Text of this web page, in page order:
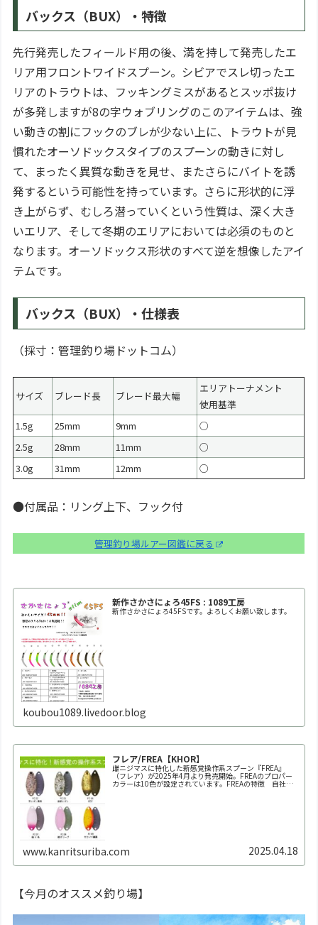
バックス（BUX）・特徴
先行発売したフィールド用の後、満を持して発売したエ
リア用フロントワイドスプーン。シビアでスレ切ったエ
リアのトラウトは、フッキングミスがあるとスッポ抜け
が多発しますが8の字ウォブリングのこのアイテムは、強
い動きの割にフックのブレが少ない上に、トラウトが見
慣れたオーソドックスタイプのスプーンの動きに対し
て、まったく異質な動きを見せ、またさらにバイトを誘
発するという可能性を持っています。さらに形状的に浮
き上がらず、むしろ潜っていくという性質は、深く大き
いエリア、そして冬期のエリアにおいては必須のものと
なります。オーソドックス形状のすべて逆を想像したアイ
テムです。
バックス（BUX）・仕様表
（採寸：管理釣り場ドットコム）
サイズ ブレード長 ブレード最大幅
エリアトーナメント
使用基準
1.5g
25mm 9mm
○
2.5g
28mm 11mm
○
3.0g
31mm 12mm ○
●付属品：リング上下、フック付
管理釣り場ルアー図鑑に戻る
新作さかさにょろ45FS : 1089工房
新作さかさにょろ45FSです。よろしくお願い致します。
koubou1089.livedoor.blog
フレア/FREA【KHOR】
雌ニジマスに特化した新感覚操作系スプーン『FREA』
（フレア）が2025年4月より発売開始。FREAのプロパー
カラーは10色が設定されています。FREAの特徴 自社養
魚場だからできた業界初の150回以上にも及ぶ全雌選抜池
www.kanritsuriba.com 2025.04.18
【今月のオススメ釣り場】